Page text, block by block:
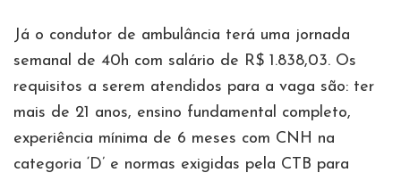
Já o condutor de ambulância terá uma jornada
semanal de 40h com salário de R$ 1.838,03. Os
requisitos a serem atendidos para a vaga são: ter
mais de 21 anos, ensino fundamental completo,
experiência mínima de 6 meses com CNH na
categoria ‘D’ e normas exigidas pela CTB para